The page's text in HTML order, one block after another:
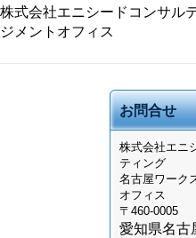
株式会社エニシードコンサ
ジメントオフィス
お問合せ
株式会社エニ
ティング
名古屋ワーク
オフィス
〒460-0005
愛知県名古